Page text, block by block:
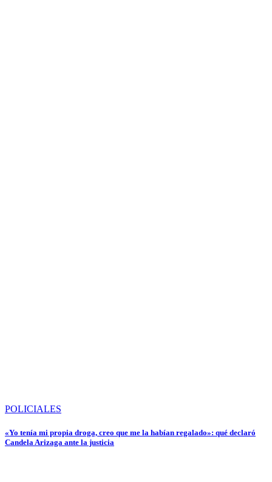
POLICIALES
«Yo tenía mi propia droga, creo que me la habían regalado»: qué declaró
Candela Arizaga ante la justicia